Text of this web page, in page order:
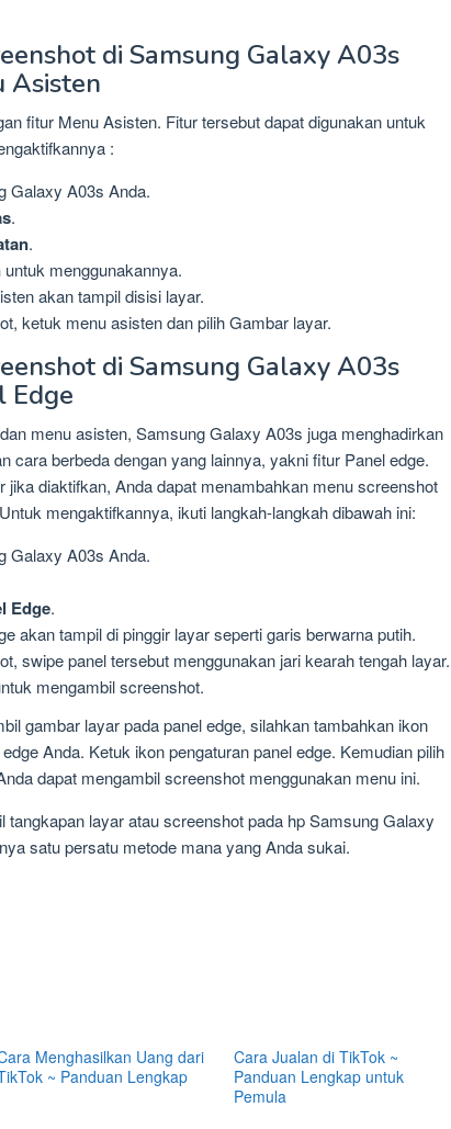
di Samsung Galaxy A03s
Asisten
fitur Menu Asisten. Fitur tersebut dapat digunakan untuk
:
Galaxy A03s Anda.
.
.
untuk menggunakannya.
akan tampil disisi layar.
ketuk menu asisten dan pilih Gambar layar.
di Samsung Galaxy A03s
Edge
menu asisten, Samsung Galaxy A03s juga menghadirkan
cara berbeda dengan yang lainnya, yakni fitur Panel edge.
jika diaktifkan, Anda dapat menambahkan menu screenshot
mengaktifkannya, ikuti langkah-langkah dibawah ini:
Galaxy A03s Anda.
Edge.
akan tampil di pinggir layar seperti garis berwarna putih.
swipe panel tersebut menggunakan jari kearah tengah layar.
mengambil screenshot.
gambar layar pada panel edge, silahkan tambahkan ikon
Anda. Ketuk ikon pengaturan panel edge. Kemudian pilih
dapat mengambil screenshot menggunakan menu ini.
tangkapan layar atau screenshot pada hp Samsung Galaxy
satu persatu metode mana yang Anda sukai.
Menghasilkan Uang dari
~ Panduan Lengkap
Cara Jualan di TikTok ~
Panduan Lengkap untuk
Pemula